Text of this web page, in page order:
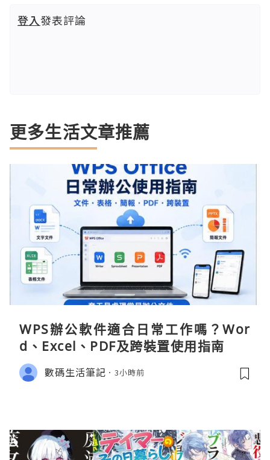
登入發表評論
更多生活文章推薦
WPS辦公軟件適合日常工作嗎？Wor
d、Excel、PDF及跨裝置使用指南
數碼生活筆記 3小時前